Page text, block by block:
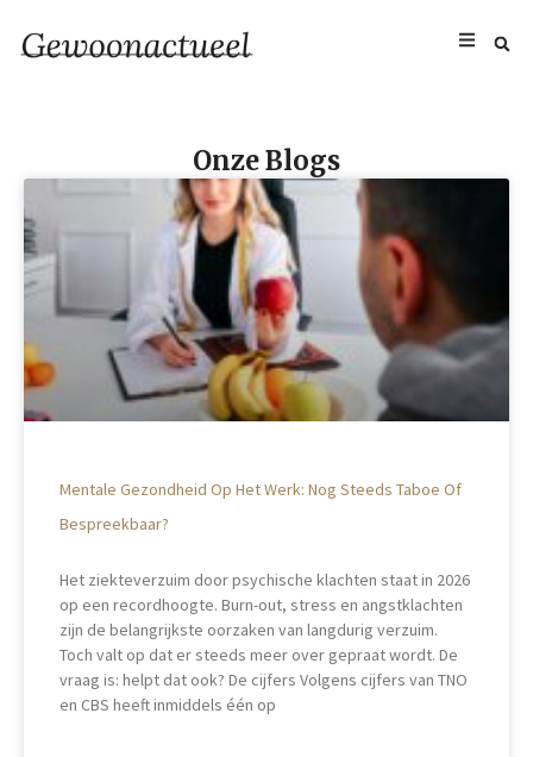
Onze Blogs
Mentale Gezondheid Op Het Werk: Nog Steeds Taboe Of
Bespreekbaar?
Het ziekteverzuim door psychische klachten staat in 2026
op een recordhoogte. Burn-out, stress en angstklachten
zijn de belangrijkste oorzaken van langdurig verzuim.
Toch valt op dat er steeds meer over gepraat wordt. De
vraag is: helpt dat ook? De cijfers Volgens cijfers van TNO
en CBS heeft inmiddels één op